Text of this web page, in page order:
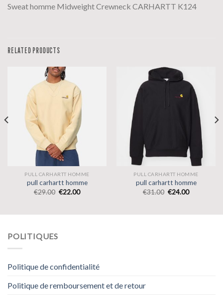
Sweat homme Midweight Crewneck CARHARTT K124
RELATED PRODUCTS
PULL CARHARTT HOMME
pull carhartt homme
€29.00 €22.00
PULL CARHARTT HOMME
pull carhartt homme
€31.00 €24.00
POLITIQUES
Politique de confidentialité
Politique de remboursement et de retour